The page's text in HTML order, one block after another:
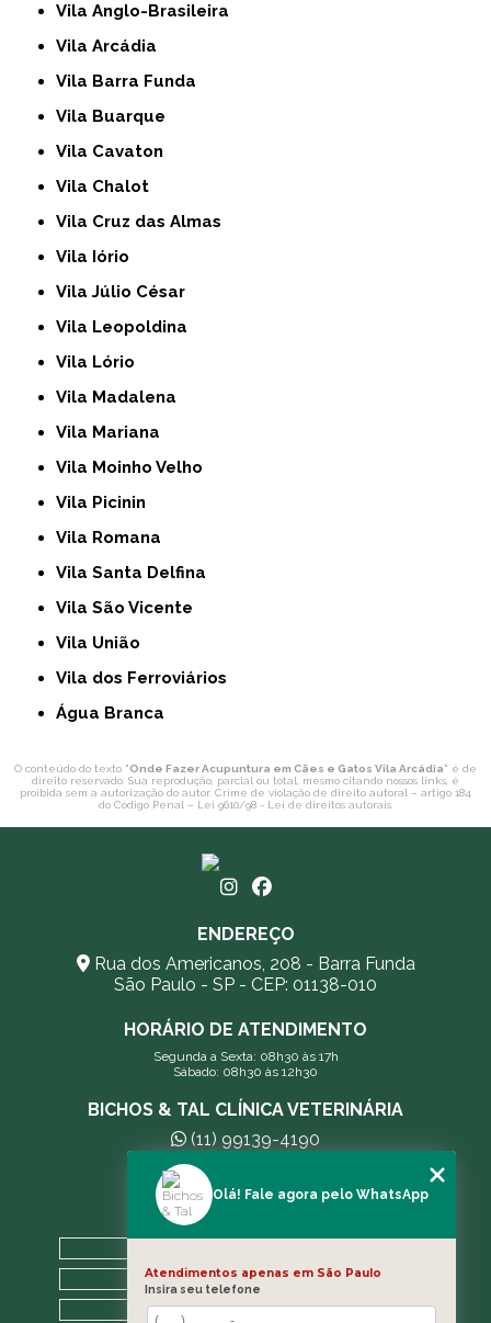
Vila Anglo-Brasileira
Vila Arcádia
Vila Barra Funda
Vila Buarque
Vila Cavaton
Vila Chalot
Vila Cruz das Almas
Vila Iório
Vila Júlio César
Vila Leopoldina
Vila Lório
Vila Madalena
Vila Mariana
Vila Moinho Velho
Vila Picinin
Vila Romana
Vila Santa Delfina
Vila São Vicente
Vila União
Vila dos Ferroviários
Água Branca
O conteúdo do texto "Onde Fazer Acupuntura em Cães e Gatos Vila Arcádia" é de
direito reservado. Sua reprodução, parcial ou total, mesmo citando nossos links, é
proibida sem a autorização do autor. Crime de violação de direito autoral – artigo 184
do Código Penal – Lei 9610/98 - Lei de direitos autorais.
ENDEREÇO
Rua dos Americanos, 208 - Barra Funda
São Paulo - SP - CEP: 01138-010
HORÁRIO DE ATENDIMENTO
Segunda a Sexta: 08h30 às 17h
Sábado: 08h30 às 12h30
BICHOS & TAL CLÍNICA VETERINÁRIA
(11) 99139-4190
andreleecitti5@gmail.com
A CLÍNICA
BLOG
Olá! Fale agora pelo WhatsApp
Atendimentos apenas em São Paulo
Insira seu telefone